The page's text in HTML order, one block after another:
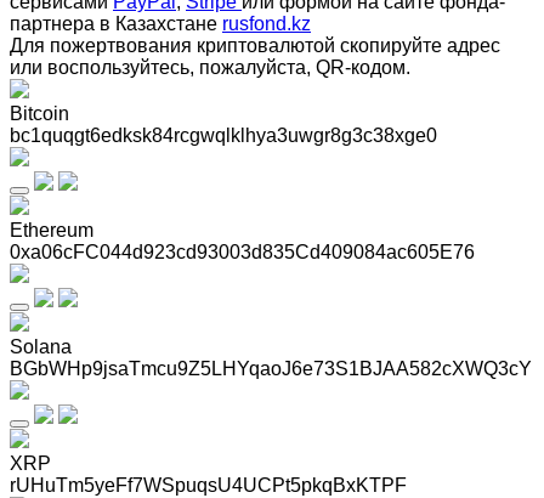
партнера в Казахстане rusfond.kz
Для пожертвования криптовалютой скопируйте адрес
или воспользуйтесь, пожалуйста, QR-кодом.
Bitcoin
bc1quqgt6edksk84rcgwqlklhya3uwgr8g3c38xge0
Ethereum
0xa06cFC044d923cd93003d835Cd409084ac605E76
Solana
BGbWHp9jsaTmcu9Z5LHYqaoJ6e73S1BJAA582cXWQ3cY
XRP
rUHuTm5yeFf7WSpuqsU4UCPt5pkqBxKTPF